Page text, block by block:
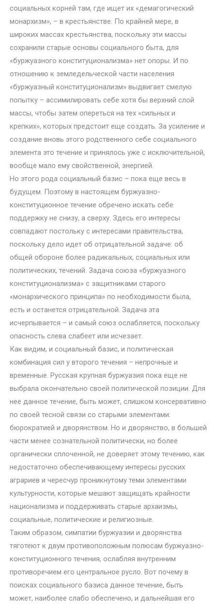
социальных корней там, где ищет их «демагогический
монархизм», – в крестьянстве. По крайней мере, в
широких массах крестьянства, поскольку эти массы
сохранили старые основы социального быта, для
«буржуазного конституционализма» нет опоры. И по
отношению к земледельческой части населения
«буржуазный конституционализм» выдвигает смелую
попытку – ассимилировать себе хотя бы верхний слой
массы, чтобы затем опереться на тех «сильных и
крепких», которых предстоит еще создать. За усиление и
создание вновь этого родственного себе социального
элемента это течение и принялось уже с исключительной,
вообще мало ему свойственной, энергией.
Но этого рода социальный базис – пока еще весь в
будущем. Поэтому в настоящем буржуазно-
конституционное течение обречено искать себе
поддержку не снизу, а сверху. Здесь его интересы
совпадают постольку с интересами правительства,
поскольку дело идет об отрицательной задаче: об
общей обороне более радикальных, социальных или
политических, течений. Задача союза «буржуазного
конституционализма» с защитниками старого
«монархического принципа» по необходимости была,
есть и останется отрицательной. Задача эта
исчерпывается – и самый союз ослабляется, поскольку
опасность слева слабеет или исчезает.
Как видим, и социальный базис, и политическая
комбинация сил у второго течения – непрочные и
временные. Русская крупная буржуазия пока еще не
выбрала окончательно своей политической позиции. Для
нее данное течение, быть может, слишком консервативно
по своей тесной связи со старыми элементами:
бюрократией и дворянством. Но и дворянство, в большей
части менее сознательной политически, но более
органически сплоченной, не доверяет этому течению, как
недостаточно обеспечивающему интересы русских
аграриев и чересчур проникнутому теми элементами
культурности, которые мешают защищать крайности
национализма и поддерживать старые архаизмы,
социальные, политические и религиозные.
Таким образом, симпатии буржуазии и дворянства
тяготеют к двум противоположным полюсам буржуазно-
конституционного течения, ослабляя внутренним
противоречием его центральное русло. Вот почему в
поисках социального базиса данное течение, быть
может, наиболее слабо обеспечено, и дальнейшая его